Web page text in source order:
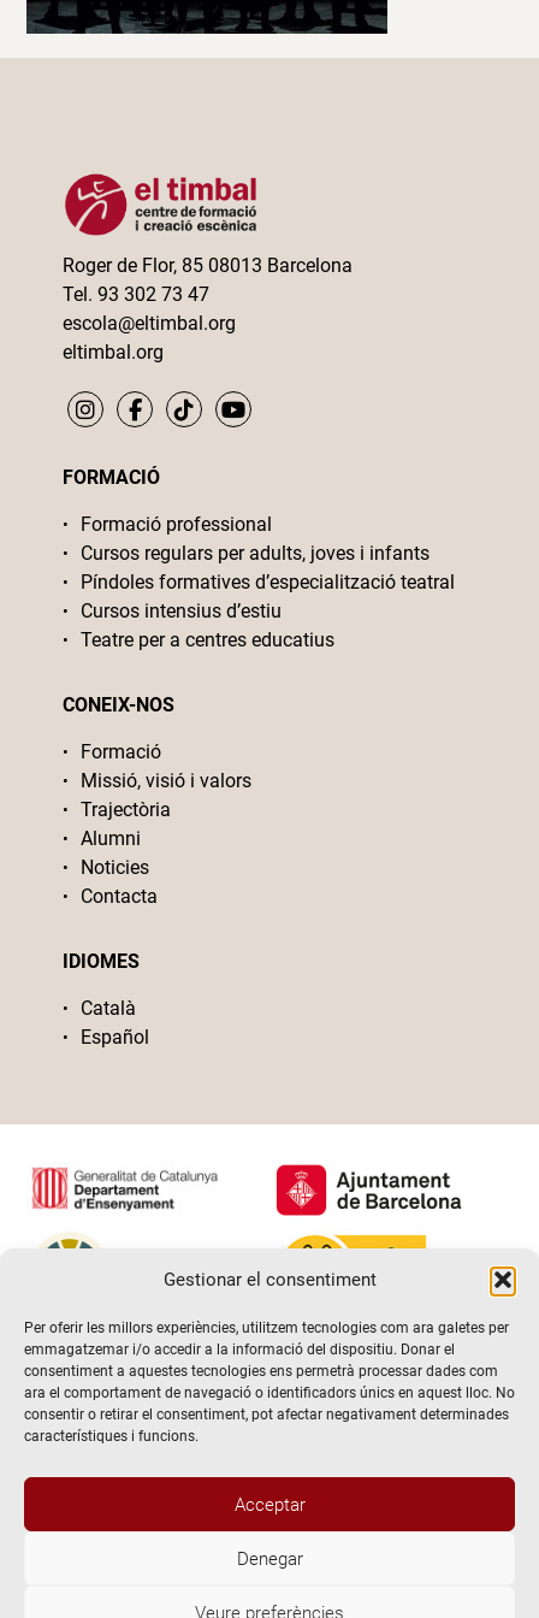
Gestionar el consentiment
Per oferir les millors experiències, utilitzem tecnologies com ara galetes per
emmagatzemar i/o accedir a la informació del dispositiu. Donar el
consentiment a aquestes tecnologies ens permetrà processar dades com
ara el comportament de navegació o identificadors únics en aquest lloc. No
consentir o retirar el consentiment, pot afectar negativament determinades
característiques i funcions.
Acceptar
Denegar
Veure preferències
Roger de Flor, 85 08013 Barcelona
Tel. 93 302 73 47
escola@eltimbal.org
eltimbal.org
FORMACIÓ
Formació professional
Cursos regulars per adults, joves i infants
Píndoles formatives d’especialització teatral
Cursos intensius d’estiu
Teatre per a centres educatius
CONEIX-NOS
Formació
Missió, visió i valors
Trajectòria
Alumni
Noticies
Contacta
IDIOMES
Català
Español
@2026 Escola de teatre El Timbal. Tots els drets reservats
Avís Legal
Hola! Voldria més informació / Querría